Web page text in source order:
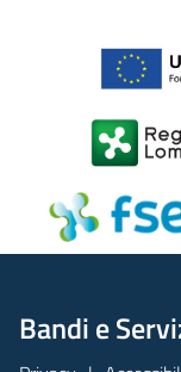
Bandi e